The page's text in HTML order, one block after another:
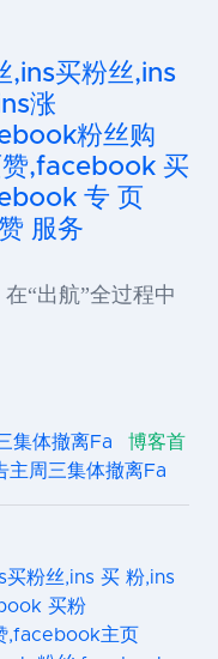
,ins买粉丝,ins
涨
粉丝购
,facebook 买
专 页
服务
“出航”全过程中
集体撤离Fa
博客首
周三集体撤离Fa
买粉丝,ins 买 粉,ins
买粉
,facebook主页